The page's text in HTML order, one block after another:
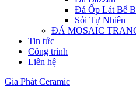
Đá Ốp Lát Bể
Sỏi Tự Nhiên
ĐÁ MOSAIC
Tin tức
Công trình
Liên hệ
Gia Phát Ceramic